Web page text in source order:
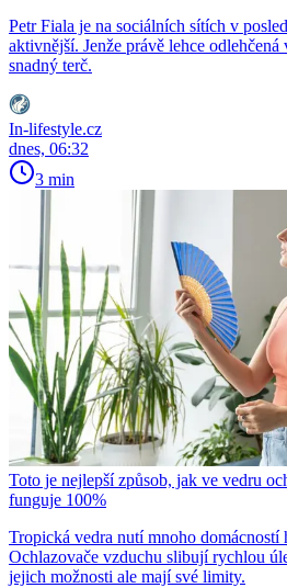
Petr Fiala je na sociálních sítích v
aktivnější. Jenže právě lehce odlehčená
snadný terč.
In-lifestyle.cz
dnes, 06:32
3 min
Toto je nejlepší způsob, jak ve vedru
funguje 100%
Tropická vedra nutí mnoho domácností
Ochlazovače vzduchu slibují rychlou
jejich možnosti ale mají své limity.